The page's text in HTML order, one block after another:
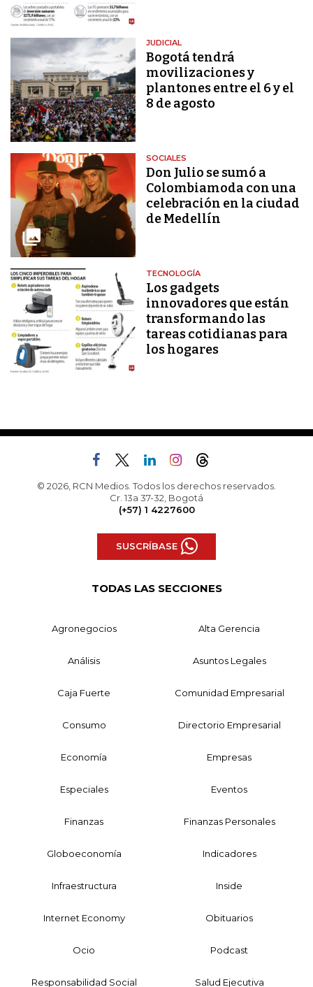
JUDICIAL
Bogotá tendrá
movilizaciones y
plantones entre el 6 y el
8 de agosto
SOCIALES
Don Julio se sumó a
Colombiamoda con una
celebración en la ciudad
de Medellín
TECNOLOGÍA
Los gadgets
innovadores que están
transformando las
tareas cotidianas para
los hogares
© 2026, RCN Medios. Todos los derechos reservados.
Cr. 13a 37-32, Bogotá
(+57) 1 4227600
SUSCRÍBASE
TODAS LAS SECCIONES
Agronegocios Alta Gerencia
Análisis Asuntos Legales
Caja Fuerte Comunidad Empresarial
Consumo Directorio Empresarial
Economía Empresas
Especiales Eventos
Finanzas Finanzas Personales
Globoeconomía Indicadores
Infraestructura Inside
Internet Economy Obituarios
Ocio Podcast
Responsabilidad Social Salud Ejecutiva